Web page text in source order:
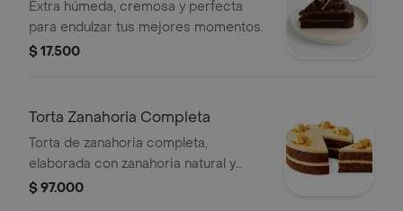
Extra húmeda, cremosa y perfecta
para endulzar tus mejores momentos.
$ 17.500
Torta Zanahoria Completa
Torta de zanahoria completa,
elaborada con zanahoria natural y
técnicas de pastelería francesa, sin
$ 97.000